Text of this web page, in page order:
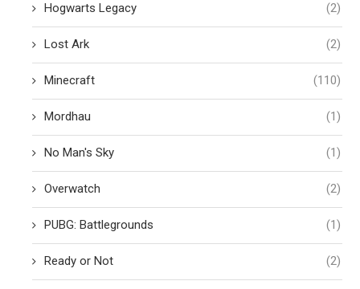
Hogwarts Legacy (2)
Lost Ark (2)
Minecraft (110)
Mordhau (1)
No Man's Sky (1)
Overwatch (2)
PUBG: Battlegrounds (1)
Ready or Not (2)